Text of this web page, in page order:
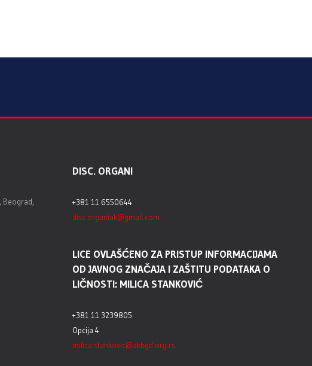
Beograd,
DISC. ORGANI
+381 11 6550644
disc.organiak@gmail.com
LICE OVLAŠĆENO ZA PRISTUP INFORMACIJAMA
OD JAVNOG ZNAČAJA I ZAŠTITU PODATAKA O
LIČNOSTI: MILICA STANKOVIĆ
+381 11 3239805
Opcija 4
milica.stankovic@akbgd.org.rs